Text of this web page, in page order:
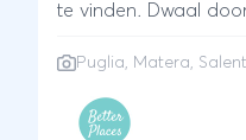
te vinden. Dwaal
van Salento. Ook
Je sluit de reis af op
de Itria-vallei.
Puglia, Matera,